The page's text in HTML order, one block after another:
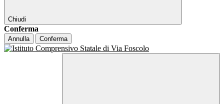
Chiudi
Conferma
Annulla Conferma